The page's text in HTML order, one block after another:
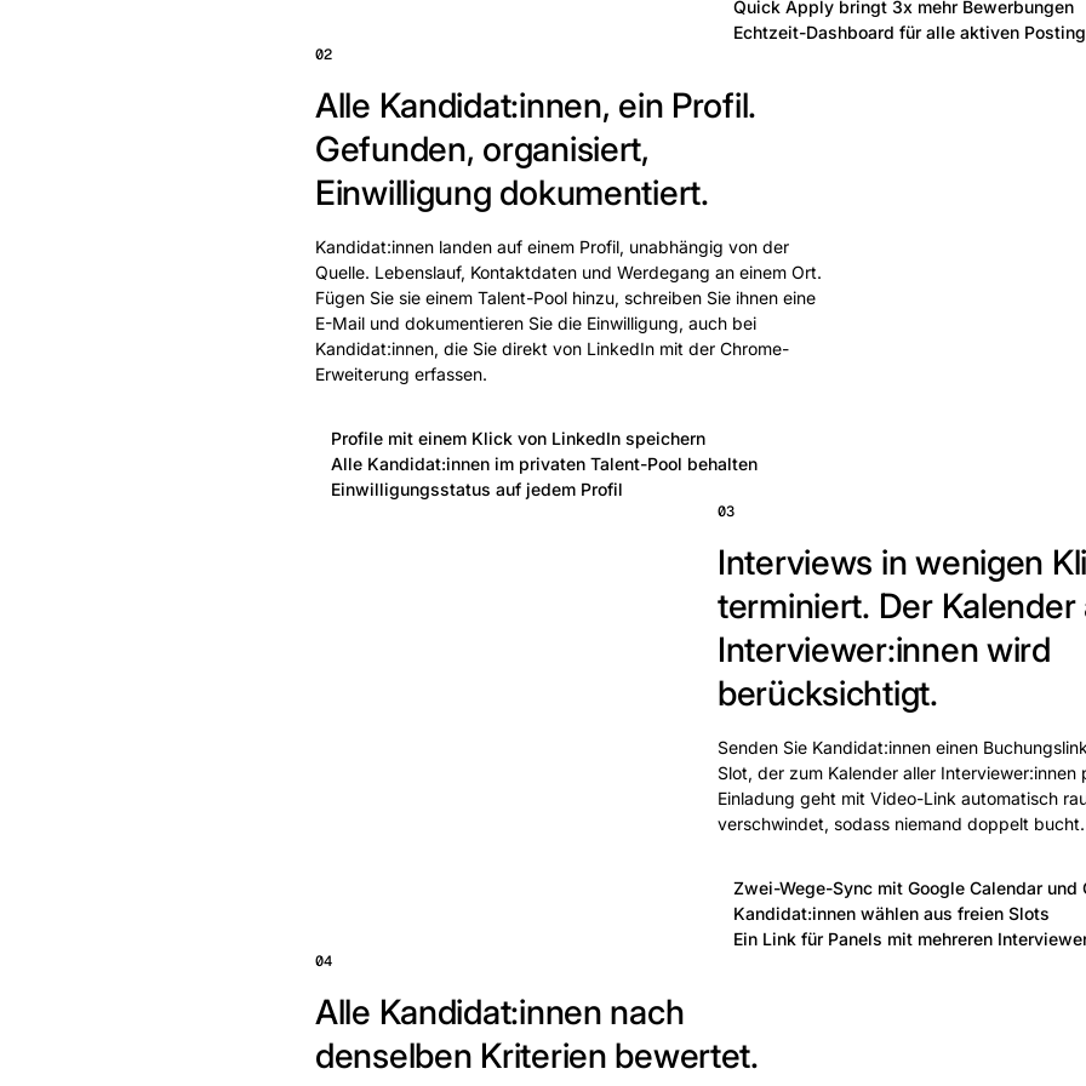
Quick Apply bringt 3x mehr Bewerbungen
Echtzeit-Dashboard für alle aktiven
02
Alle Kandidat:innen, ein Profil.
Gefunden, organisiert,
Einwilligung dokumentiert.
Kandidat:innen landen auf einem Profil, unabhängig von der
Quelle. Lebenslauf, Kontaktdaten und Werdegang an einem Ort.
Fügen Sie sie einem Talent-Pool hinzu, schreiben Sie ihnen eine
E-Mail und dokumentieren Sie die Einwilligung, auch bei
Kandidat:innen, die Sie direkt von LinkedIn mit der Chrome-
Erweiterung erfassen.
Profile mit einem Klick von LinkedIn speichern
Alle Kandidat:innen im privaten Talent-Pool behalten
Einwilligungsstatus auf jedem Profil
03
Interviews in wenigen
terminiert. Der Kalender
Interviewer:innen wird
berücksichtigt.
Senden Sie Kandidat:innen einen
Slot, der zum Kalender aller Interviewer:innen
Einladung geht mit Video-Link automatisch
verschwindet, sodass niemand doppelt bucht.
Zwei-Wege-Sync mit Google Calendar und
Kandidat:innen wählen aus freien Slots
Ein Link für Panels mit mehreren
04
Alle Kandidat:innen nach
denselben Kriterien bewertet.